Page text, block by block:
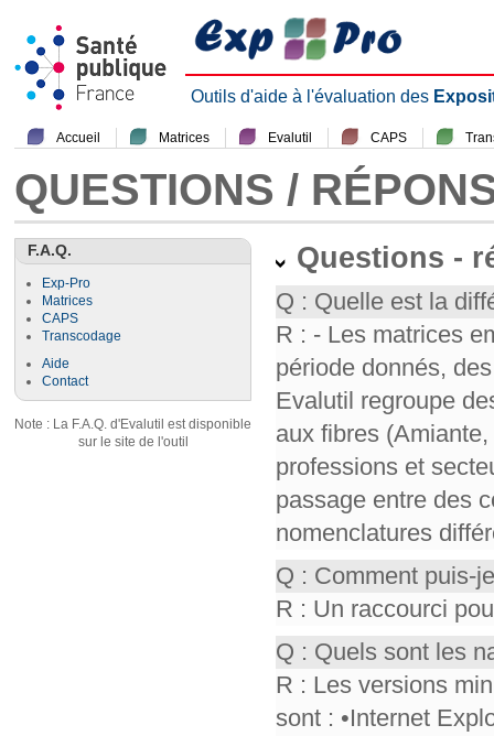
Outils d'aide à l'évaluation des
Accueil Matrices Evalutil CAPS
QUESTIONS /
F.A.Q.
Exp-Pro
Matrices
CAPS
Transcodage
Aide
Contact
Note : La F.A.Q. d'Evalutil est disponible
sur le site de l'outil
Questions -
Q : Quelle est la
R : - Les matrices
période donnés,
Evalutil regroupe
aux fibres
professions et
passage entre des
nomenclatures
Q : Comment puis-
R : Un raccourci
Q : Quels sont les
R : Les versions
sont : •Internet